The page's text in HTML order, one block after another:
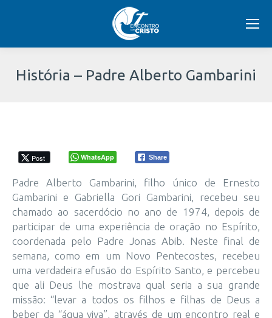
História – Padre Alberto Gambarini
Post WhatsApp Share
Padre Alberto Gambarini, filho único de Ernesto
Gambarini e Gabriella Gori Gambarini, recebeu seu
chamado ao sacerdócio no ano de 1974, depois de
participar de uma experiência de oração no Espírito,
coordenada pelo Padre Jonas Abib. Neste final de
semana, como em um Novo Pentecostes, recebeu
uma verdadeira efusão do Espírito Santo, e percebeu
que ali Deus lhe mostrava qual seria a sua grande
missão: “levar a todos os filhos e filhas de Deus a
beber da “água viva”, através de um encontro real e